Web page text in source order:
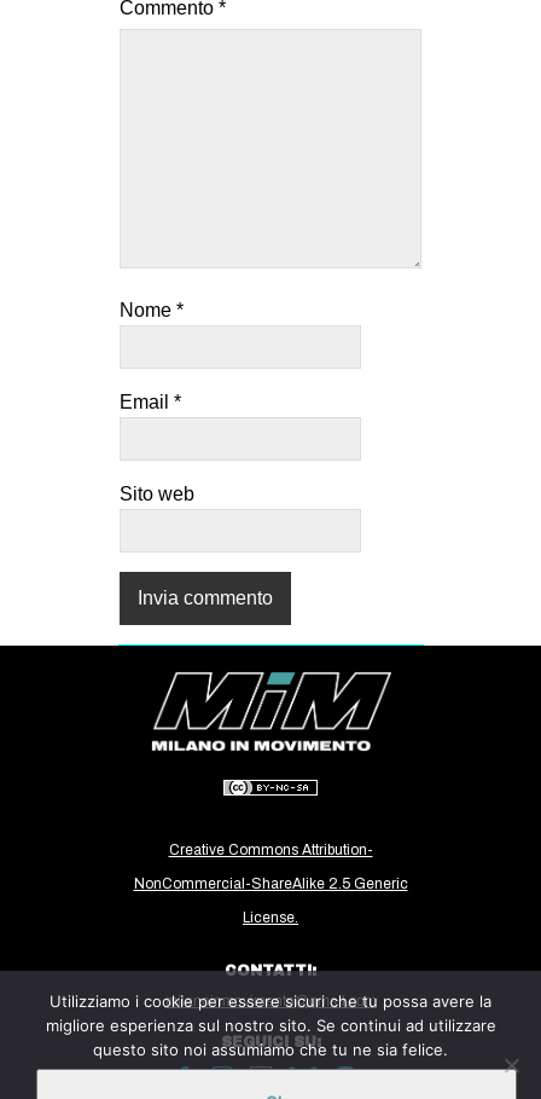
Commento *
Nome *
Email *
Sito web
Creative Commons Attribution-
NonCommercial-ShareAlike 2.5 Generic
License.
CONTATTI:
milanoinmovimento@gmail.com
SEGUICI SU:
Utilizziamo i cookie per essere sicuri che tu possa avere la
migliore esperienza sul nostro sito. Se continui ad utilizzare
questo sito noi assumiamo che tu ne sia felice.